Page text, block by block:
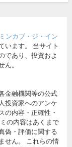
ンカブ・ジ・イン
います。 当サイト
であり、投資およ
ん。
金融機関等の公式
投資家へのアンケ
の内容・正確性・
の内容はあくまで
偽・評価に関する
せん。 これらの情